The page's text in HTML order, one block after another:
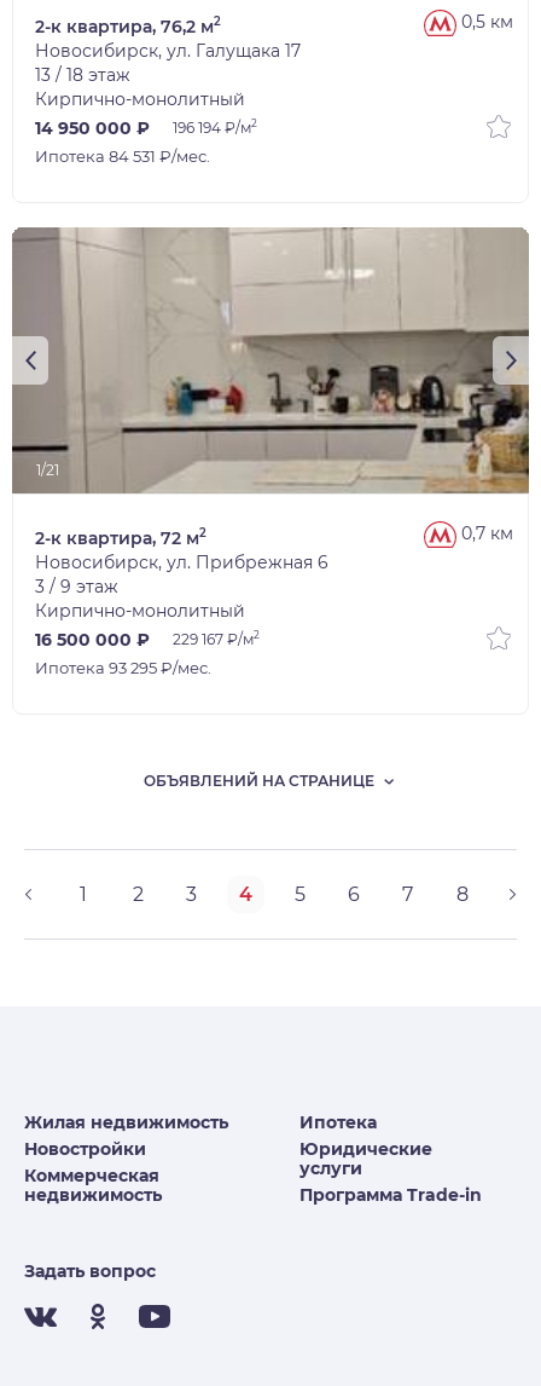
0,5 км
2-к квартира, 76,2 м2
Новосибирск, ул. Галущака 17
13 / 18 этаж
Кирпично-монолитный
14 950 000 ₽
196 194 ₽/м2
Ипотека 84 531 ₽/мес.
1/21
0,7 км
2-к квартира, 72 м2
Новосибирск, ул. Прибрежная 6
3 / 9 этаж
Кирпично-монолитный
16 500 000 ₽
229 167 ₽/м2
Ипотека 93 295 ₽/мес.
ОБЪЯВЛЕНИЙ НА СТРАНИЦЕ
1 2 3 4 5 6 7 8
Жилая недвижимость
Новостройки
Коммерческая
недвижимость
Ипотека
Юридические
услуги
Программа Trade-in
Задать вопрос